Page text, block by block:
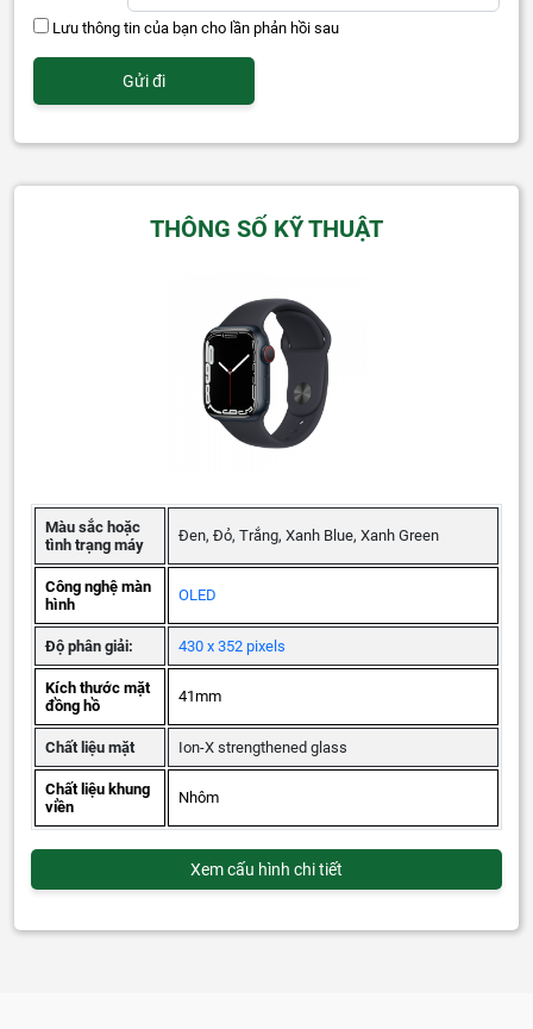
Lưu thông tin của bạn cho lần phản hồi sau
THÔNG SỐ KỸ THUẬT
Màu sắc hoặc
tình trạng máy
Đen, Đỏ, Trắng, Xanh Blue, Xanh Green
Công nghệ màn
hình
OLED
Độ phân giải: 430 x 352 pixels
Kích thước mặt
đồng hồ
41mm
Chất liệu mặt Ion-X strengthened glass
Chất liệu khung
viền
Nhôm
Xem cấu hình chi tiết